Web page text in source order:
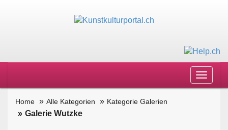
Toggle
Home Alle Kategorien Kategorie Galerien
Galerie Wutzke